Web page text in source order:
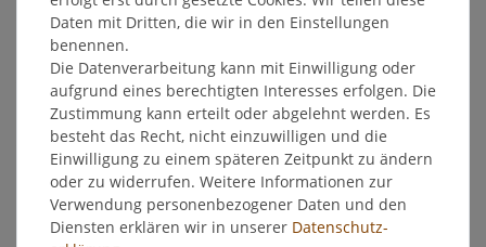
Beschreibung
Weitere Details
Hersteller
Daten mit Dritten, die wir in den Einstellungen
benennen.
Die Datenverarbeitung kann mit Einwilligung oder
aufgrund eines berechtigten Interesses erfolgen. Die
Zustimmung kann erteilt oder abgelehnt werden. Es
besteht das Recht, nicht einzuwilligen und die
Einwilligung zu einem späteren Zeitpunkt zu ändern
oder zu widerrufen. Weitere Informationen zur
Verwendung personenbezogener Daten und den
Diensten erklären wir in unserer Daten­schutz­